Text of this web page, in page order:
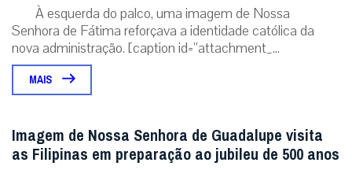
À esquerda do palco, uma imagem de Nossa
Senhora de Fátima reforçava a identidade católica da
nova administração. [caption id=”attachment_...
MAIS
Imagem de Nossa Senhora de Guadalupe visita
as Filipinas em preparação ao jubileu de 500 anos